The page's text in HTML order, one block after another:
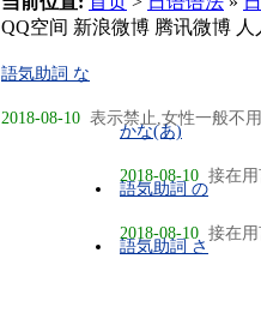
QQ空间 新浪微博 腾讯微博 人
語気助詞 な
2018-08-10 表示禁止,女性一般不
かな(あ)
2018-08-10 接在
語気助詞 の
2018-08-10 接在
語気助詞 さ